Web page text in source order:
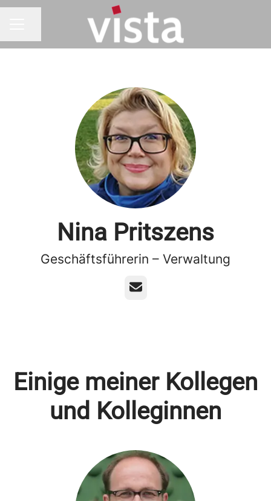
Nina Pritszens
Geschäftsführerin – Verwaltung
E-Mail
Einige meiner Kollegen
und Kolleginnen